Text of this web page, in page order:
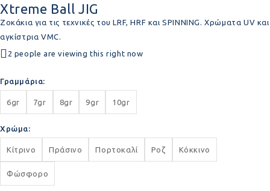
Xtreme Ball JIG
Ζοκάκια για τις τεχνικές του LRF, HRF και SPINNING. Χρώματα UV και
αγκίστρια VMC.
2 people are viewing this right now
Γραμμάρια
6gr 7gr 8gr 9gr 10gr
Χρώμα
Κίτρινο Πράσινο Πορτοκαλί Ροζ Κόκκινο
Φώσφορο